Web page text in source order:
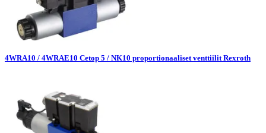
4WRA10 / 4WRAE10 Cetop 5 / NK10 proportionaaliset venttiilit Rexroth